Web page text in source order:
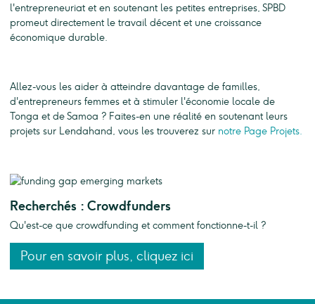
l'entrepreneuriat et en soutenant les petites entreprises, SPBD
promeut directement le travail décent et une croissance
économique durable.
Allez-vous les aider à atteindre davantage de familles,
d'entrepreneurs femmes et à stimuler l'économie locale de
Tonga et de Samoa ? Faites-en une réalité en soutenant leurs
projets sur Lendahand, vous les trouverez sur notre Page Projets.
Recherchés : Crowdfunders
Qu'est-ce que crowdfunding et comment fonctionne-t-il ?
Pour en savoir plus, cliquez ici